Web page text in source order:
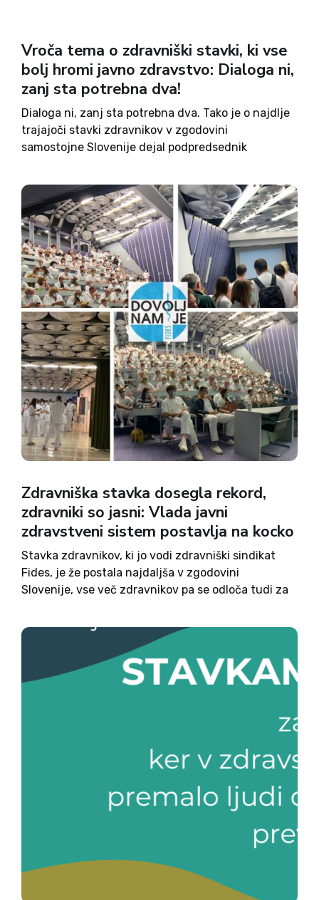
Vroča tema o zdravniški stavki, ki vse
bolj hromi javno zdravstvo: Dialoga ni,
zanj sta potrebna dva!
Dialoga ni, zanj sta potrebna dva. Tako je o najdlje
trajajoči stavki zdravnikov v zgodovini
samostojne Slovenije dejal podpredsednik
bil do tega, da vlada ob že dveh neizpolnjenih
zavezah sedaj ponuja še...
Zdravniška stavka dosegla rekord,
zdravniki so jasni: Vlada javni
zdravstveni sistem postavlja na kocko
Stavka zdravnikov, ki jo vodi zdravniški sindikat
Fides, je že postala najdaljša v zgodovini
Slovenije, vse več zdravnikov pa se odloča tudi za
je takšnih že približno tretjina. Zdravniki